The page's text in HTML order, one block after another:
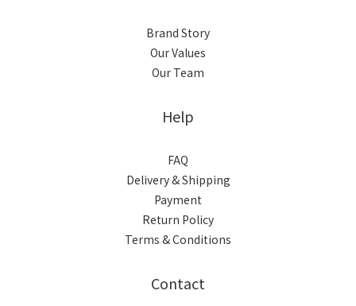
Brand Story
Our Values
Our Team
Help
FAQ
Delivery & Shipping
Payment
Return Policy
Terms & Conditions
Contact